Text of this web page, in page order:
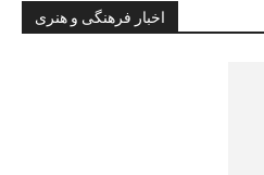
اخبار فرهنگی و هنری